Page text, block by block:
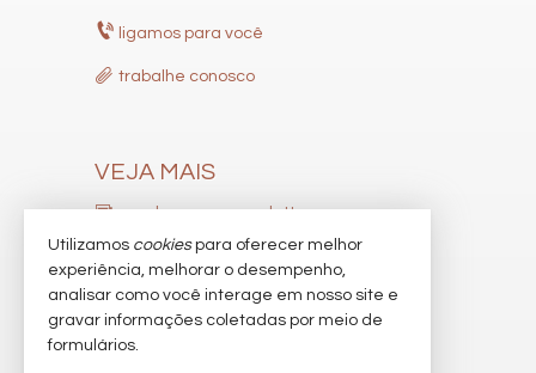
ligamos para você
trabalhe conosco
VEJA MAIS
receba nosso newsletter
indicadores financeiros
cadastre seu imóvel
imóveis favoritos
Utilizamos cookiespara oferecer melhor
experiência, melhorar o desempenho,
analisar como você interage em nosso site e
gravar informações coletadas por meio de
formulários.